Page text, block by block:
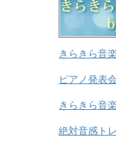
きらきら音
ピアノ発表
きらきら音
絶対音感ト